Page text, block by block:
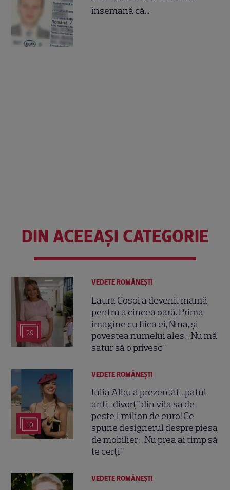
însemană că...
DIN ACEEAȘI CATEGORIE
29
VEDETE ROMÂNEŞTI
Laura Cosoi a devenit mamă
pentru a cincea oară. Prima
imagine cu fiica ei, Nina, și
povestea numelui ales. „Nu mă
satur să o privesc”
10
VEDETE ROMÂNEŞTI
Iulia Albu a prezentat „patul
anti-divorț” din vila sa de
peste 1 milion de euro! Ce
spune designerul despre piesa
de mobilier: „Nu prea ai timp să
te cerți”
VEDETE ROMÂNEŞTI